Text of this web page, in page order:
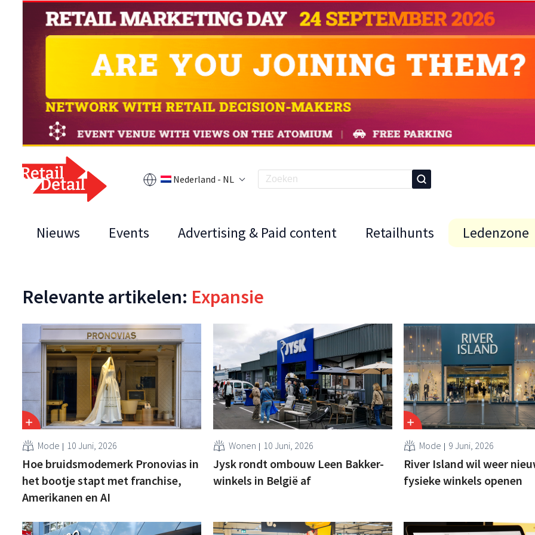
Nederland - NL
Nieuws Events Advertising & Paid content Retailhunts Ledenzone
Relevante artikelen: Expansie
Mode 10 Juni, 2026
Hoe bruidsmodemerk Pronovias in
het bootje stapt met franchise,
Amerikanen en AI
Wonen 10 Juni, 2026
Jysk rondt ombouw Leen Bakker-
winkels in België af
Mode 9 Juni, 2026
River Island wil weer
fysieke winkels openen